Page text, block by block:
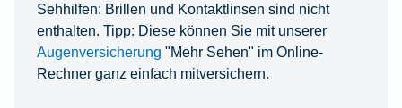
Sehhilfen: Brillen und Kontaktlinsen sind nicht
enthalten. Tipp: Diese können Sie mit unserer
Augenversicherung "Mehr Sehen" im Online-
Rechner ganz einfach mitversichern.